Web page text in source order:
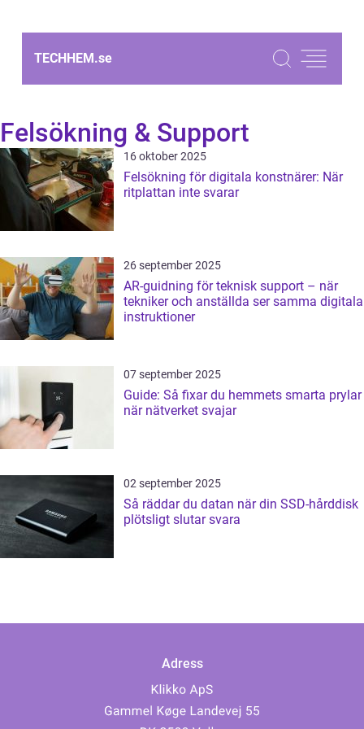
TECHHEM.se
Felsökning & Support
16 oktober 2025
Felsökning för digitala konstnärer: När
ritplattan inte svarar
26 september 2025
AR-guidning för teknisk support – när
tekniker och anställda ser samma digitala
instruktioner
07 september 2025
Guide: Så fixar du hemmets smarta prylar
när nätverket svajar
02 september 2025
Så räddar du datan när din SSD-hårddisk
plötsligt slutar svara
Adress